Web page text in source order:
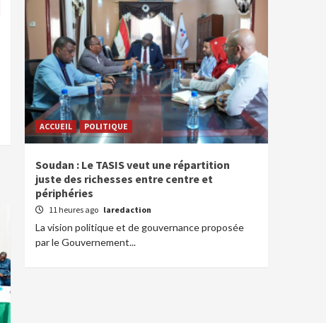
ACCUEIL POLITIQUE
Soudan : Le TASIS veut une répartition
juste des richesses entre centre et
périphéries
11 heures ago laredaction
La vision politique et de gouvernance proposée
par le Gouvernement...